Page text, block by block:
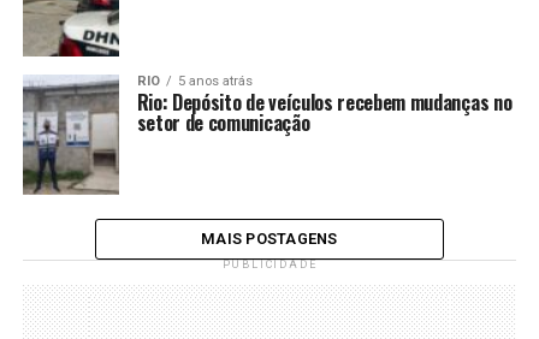
RIO 5 anos atrás
Rio: Depósito de veículos recebem mudanças no
setor de comunicação
MAIS POSTAGENS
PUBLICIDADE